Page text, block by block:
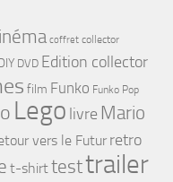
coffret collector
DVD Edition collector
film Funko Funko Pop
Lego livre Mario
vers le Futur retro
t-shirttesttrailer